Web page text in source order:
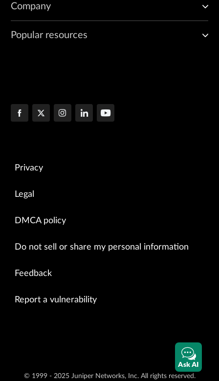
Company
Popular resources
Privacy
Legal
DMCA policy
Do not sell or share my personal information
Feedback
Report a vulnerability
© 1999 - 2025 Juniper Networks, Inc. All rights reserved.
Ask AI